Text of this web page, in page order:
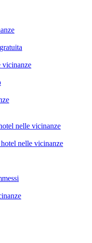
vicinanze
nelle vicinanze
nelle vicinanze